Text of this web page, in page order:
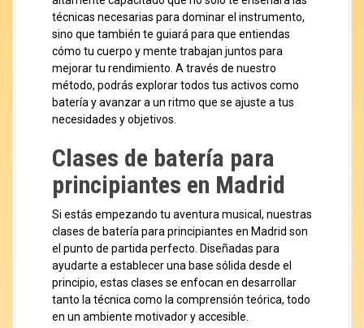
técnicas necesarias para dominar el instrumento,
sino que también te guiará para que entiendas
cómo tu cuerpo y mente trabajan juntos para
mejorar tu rendimiento. A través de nuestro
método, podrás explorar todos tus activos como
batería y avanzar a un ritmo que se ajuste a tus
necesidades y objetivos.
Clases de batería para
principiantes en Madrid
Si estás empezando tu aventura musical, nuestras
clases de batería para principiantes en Madrid son
el punto de partida perfecto. Diseñadas para
ayudarte a establecer una base sólida desde el
principio, estas clases se enfocan en desarrollar
tanto la técnica como la comprensión teórica, todo
en un ambiente motivador y accesible.